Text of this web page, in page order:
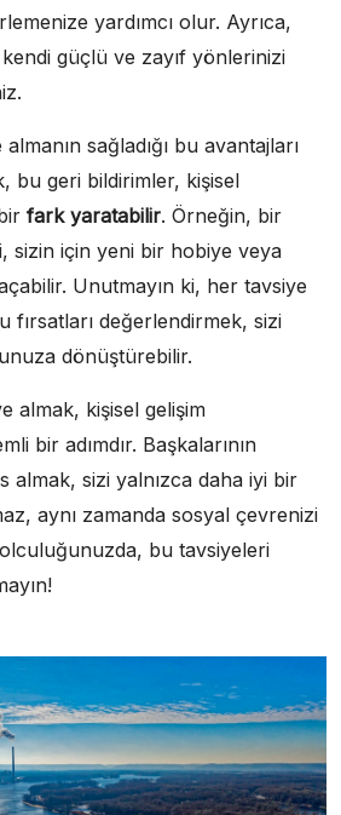
yardımcı olur. Ayrıca,
güçlü ve zayıf yönlerinizi
sağladığı bu avantajları
bu geri bildirimler, kişisel
fark yaratabilir. Örneğin, bir
sizin için yeni bir hobiye veya
Unutmayın ki, her tavsiye
fırsatları değerlendirmek, sizi
dönüştürebilir.
almak, kişisel gelişim
bir adımdır. Başkalarının
almak, sizi yalnızca daha iyi bir
aynı zamanda sosyal çevrenizi
bu tavsiyeleri